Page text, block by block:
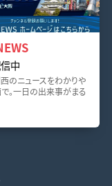
中
のニュースをわかりや
。一日の出来事がまる